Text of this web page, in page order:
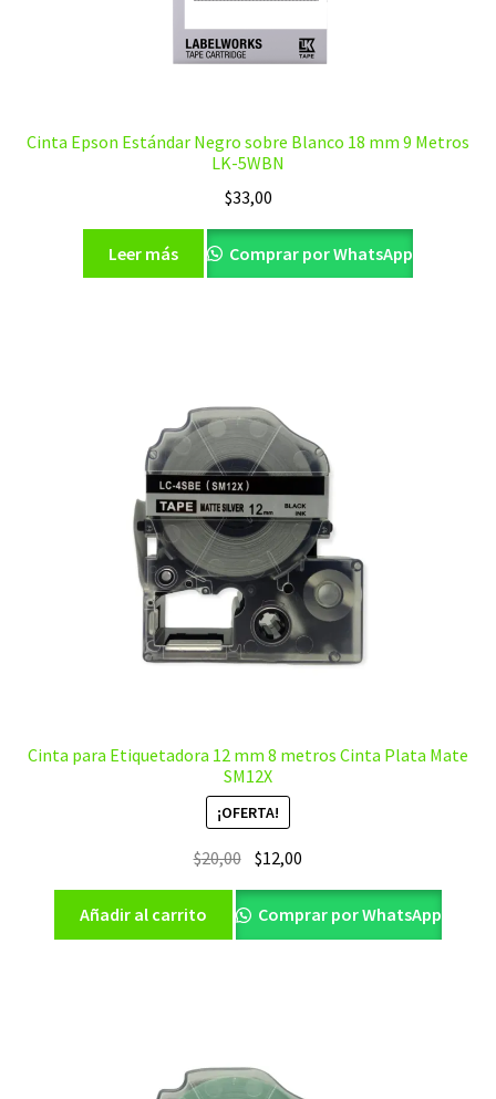
Cinta Epson Estándar Negro sobre Blanco 18 mm 9 Metros
LK-5WBN
$33,00
Leer más Comprar por WhatsApp
Cinta para Etiquetadora 12 mm 8 metros Cinta Plata Mate
SM12X
¡OFERTA!
$20,00 El
precio
original
era:
$12,00
precio
actual
es:
Añadir al carrito Comprar por WhatsApp